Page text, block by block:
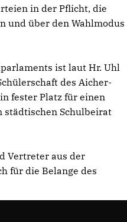
in der Pflicht, die
und über den Wahlmodus
ist laut Hr. Uhl
des Aicher-
fester Platz für einen
städtischen Schulbeirat
Vertreter aus der
für die Belange des